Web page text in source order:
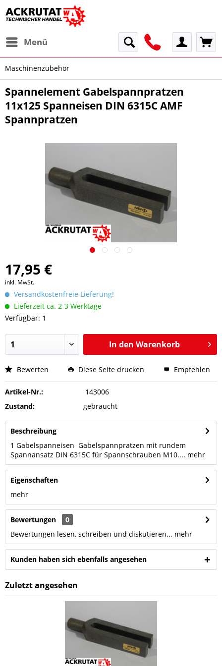
Menü
Maschinenzubehör
Spannelement Gabelspannpratzen
11x125 Spanneisen DIN 6315C AMF
Spannpratzen
17,95 €
inkl. MwSt.
Versandkostenfreie Lieferung!
Lieferzeit ca. 2-3 Werktage
Verfügbar: 1
In den Warenkorb
Bewerten Diese Seite drucken Empfehlen
Artikel-Nr.:
143006
Zustand:
gebraucht
Beschreibung
1 Gabelspanneisen Gabelspannpratzen mit rundem
Spannansatz DIN 6315C für Spannschrauben M10.... mehr
Eigenschaften
mehr
Bewertungen
0
Bewertungen lesen, schreiben und diskutieren... mehr
Kunden haben sich ebenfalls angesehen
Zuletzt angesehen